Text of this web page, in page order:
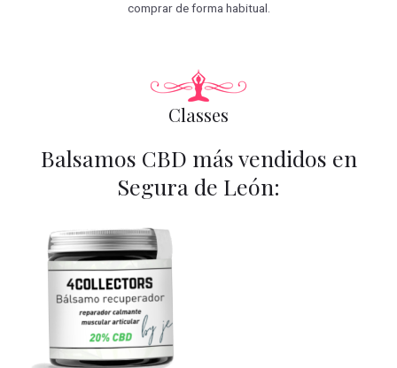
comprar de forma habitual.
Classes
Balsamos CBD más vendidos en
Segura de León: